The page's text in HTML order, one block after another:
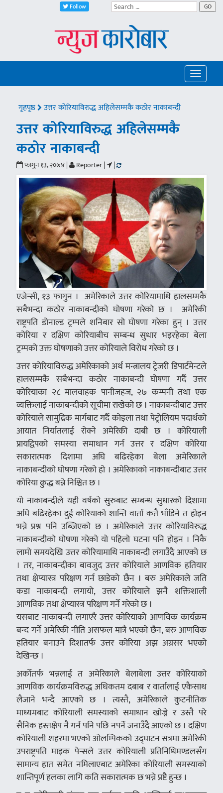
Follow GO
Toggle
गृहपृष्ठ उत्तर कोरियाविरुद्ध अहिलेसम्मकै कठोर नाकाबन्दी
उत्तर कोरियाविरुद्ध अहिलेसम्मकै
कठोर नाकाबन्दी
फागुन १३, २०७४ | Reporter | |
एजेन्सी, १३ फागुन । अमेरिकाले उत्तर कोरियामाथि हालसम्मकै
सबैभन्दा कठोर नाकाबन्दीको घोषणा गरेको छ । अमेरिकी
राष्ट्रपति डोनाल्ड ट्रम्पले शनिबार सो घोषणा गरेका हुन् । उत्तर
कोरिया र दक्षिण कोरियाबीच सम्बन्ध सुधार भइरहेका बेला
ट्रम्पको उक्त घोषणाको उत्तर कोरियाले विरोध गरेको छ ।
उत्तर कोरियाविरुद्ध अमेरिकाको अर्थ मन्त्रालय ट्रेजरी डिपार्टमेन्टले
हालसम्मकै सबैभन्दा कठोर नाकाबन्दी घोषणा गर्दै उत्तर
कोरियाका २८ मालवाहक पानीजहज, २७ कम्पनी तथा एक
व्यक्तिलाई नाकाबन्दीको सूचीमा राखेको छ । नाकाबन्दीबाट उत्तर
कोरियाले सामुद्रिक मार्गबाट गर्दै कोइला तथा पेट्रोलियम पदार्थको
आयात निर्यातलाई रोक्ने अमेरिकी दाबी छ । कोरियाली
प्रायद्विपको समस्या समाधान गर्न उत्तर र दक्षिण कोरिया
सकारात्मक दिशामा अघि बढिरहेका बेला अमेरिकाले
नाकाबन्दीको घोषणा गरेको हो । अमेरिकाको नाकाबन्दीबाट उत्तर
कोरिया क्रुद्ध बन्ने निश्चित छ ।
यो नाकाबन्दीले यही वर्षको सुरुबाट सम्बन्ध सुधारको दिशामा
अघि बढिरहेका दुई कोरियाको शान्ति वार्ता कतै भाँडिने त होइन
भन्ने प्रश्न पनि उब्जिएको छ । अमेरिकाले उत्तर कोरियाविरुद्ध
नाकाबन्दीको घोषणा गरेको यो पहिलो घटना पनि होइन । निकै
लामो समयदेखि उत्तर कोरियामाथि नाकाबन्दी लगाउँदै आएको छ
। तर, नाकाबन्दीका बावजुद उत्तर कोरियाले आणविक हतियार
तथा क्षेप्यास्त्र परिक्षण गर्न छाडेको छैन । बरु अमेरिकाले जति
कडा नाकाबन्दी लगायो, उत्तर कोरियाले झनै शक्तिशाली
आणविक तथा क्षेप्यास्त्र परिक्षण गर्ने गरेको छ ।
यसबाट नाकाबन्दी लगाएरै उत्तर कोरियाको आणविक कार्यक्रम
बन्द गर्ने अमेरिकी नीति असफल मात्रै भएको छैन, बरु आणविक
हतियार बनाउने दिशातर्फ उत्तर कोरिया अझ अग्रसर भएको
देखिन्छ ।
अर्कोतर्फ भन्नलाई त अमेरिकाले बेलाबेला उत्तर कोरियाको
आणविक कार्यक्रमविरुद्ध अधिकतम दबाब र वार्तालाई एकैसाथ
लैजाने भन्दै आएको छ । त्यस्तै, अमेरिकाले कुटनीतिक
माध्यमबाट कोरियाली समस्याको समाधान खोज्ने र उस्तै परे
सैनिक हस्तक्षेप नै गर्न पनि पछि नपर्ने जनाउँदै आएको छ । दक्षिण
कोरियाली शहरमा भएको ओलम्पिकको उद्घाटन सत्रमा अमेरिकी
उपराष्ट्रपति माइक पेन्सले उत्तर कोरियाली प्रतिनिधिमण्डलसँग
सामान्य हात समेत नमिलाएबाट अमेरिका कोरियाली समस्याको
शान्तिपूर्ण हलका लागि कति सकारात्मक छ भन्ने प्रष्टै हुन्छ ।